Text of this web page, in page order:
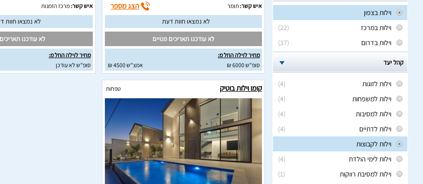
וילות בצפון
(22)
וילות במרכז
(37)
וילות בדרום
קהל יעד
(4)
וילות לזוגות
(4)
וילות למשפחות
(4)
וילות למסיבות
(4)
וילות לדתיים
וילות לקבוצות
(4)
וילות לימי הולדת
(1)
וילות למסיבת רווקות
איש קשר:תומר הצג מספר
לא נמצאו חוות דעת
לא עודכנו תאריכים פנויים
מחיר לוילה החל מ:
סופ"ש 6000 ₪
אמצ"ש 4500 ₪
איש קשר:מרכז הזמנות
לא נמצאו חוות
לא עודכנו
מחיר לוילה החל מ:
סופ"ש לא עודכן
קומו וילות בוטיק טפחות